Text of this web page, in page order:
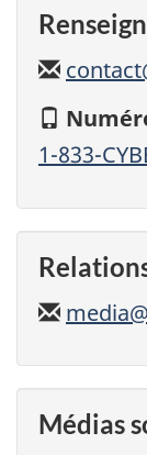
Courriel
1-833-
Courriel
Médias